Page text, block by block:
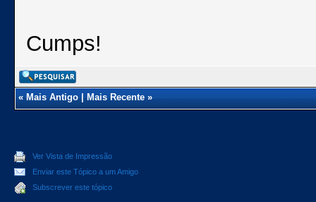
Cumps!
«Mais Antigo|Mais Recente»
Ver Vista de Impressão
Enviar este Tópico a um Amigo
Subscrever este tópico